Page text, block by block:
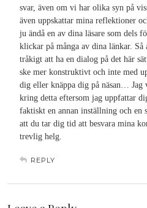
svar, även om vi har olika syn på
även uppskattar mina reflektioner
ju ändå en av dina läsare som dels
klickar på många av dina länkar. Så
tråkigt att ha en dialog på det här
ske mer konstruktivt och inte med
dig eller knäppa dig på näsan…
kring detta eftersom jag uppfattar
faktiskt en annan inställning och en
att du tar dig tid att besvara mina
trevlig helg.
REPLY